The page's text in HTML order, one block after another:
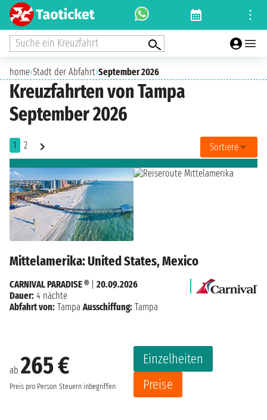
Suche ein Kreuzfahrt
home›Stadt der Abfahrt›September 2026
Kreuzfahrten von Tampa
September 2026
1 2 Sortiere
Mittelamerika: United States, Mexico
ab 265 €
Preis pro Person Steuern inbegriffen
Einzelheiten
Preise
CARNIVAL PARADISE ®
20.09.2026
Dauer: 4 nächte
Abfahrt von: Tampa Ausschiffung: Tampa